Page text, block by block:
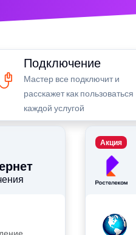
Подключение
Мастер все подключит и
расскажет как пользоваться
каждой услугой
Акция